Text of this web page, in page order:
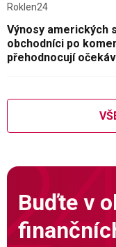
Roklen24
Výnosy amerických
obchodníci po
přehodnocují
Buďte v